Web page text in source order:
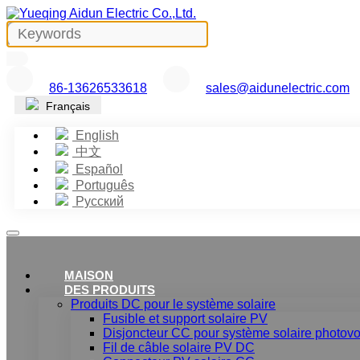
86-13626533618 sales@aidunelectric.com
Français
English
中文
Español
Português
Русский
MAISON
DES PRODUITS
Produits DC pour le système solaire
Fusible et support solaire PV
Disjoncteur CC pour système solaire
Fil de câble solaire PV DC